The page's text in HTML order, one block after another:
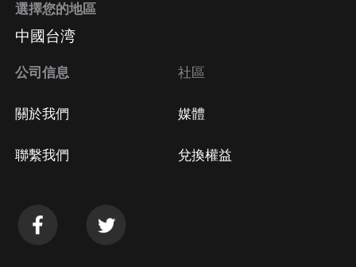
方法 Google Play取消訂閱方法
選擇您的地區
中國台湾
公司信息
關於我們
聯繫我們
社區
媒體
兌換權益